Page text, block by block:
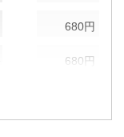
680円
680円